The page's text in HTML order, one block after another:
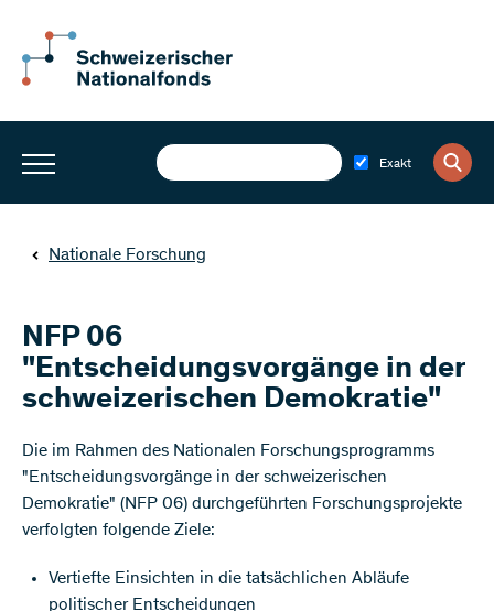
Exakt
Nationale Forschung
NFP 06
"Entscheidungsvorgänge in der
schweizerischen Demokratie"
​Die im Rahmen des Nationalen Forschungsprogramms
"Entscheidungsvorgänge in der schweizerischen
Demokratie" (NFP 06) durchgeführten Forschungsprojekte
verfolgten folgende Ziele:
Vertiefte Einsichten in die tatsächlichen Abläufe
politischer Entscheidungen